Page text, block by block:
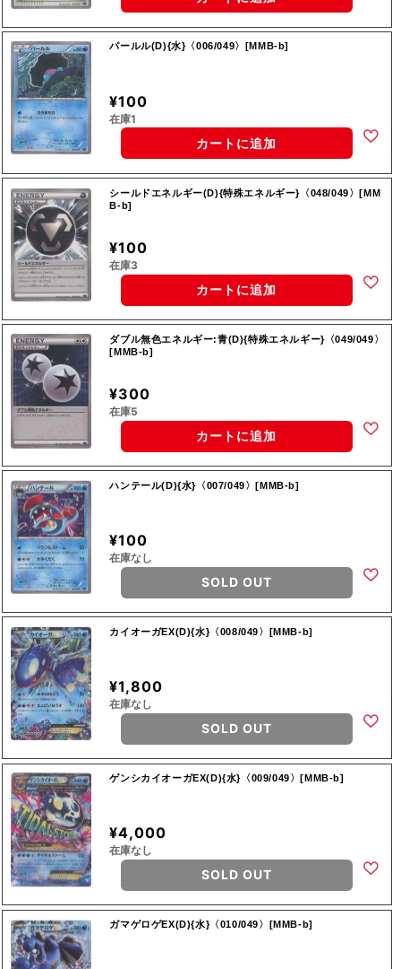
パールル(D){水}〈006/049〉[MMB-b]
¥100
在庫1
カートに追加
シールドエネルギー(D){特殊エネルギー}〈048/049〉[MM
B-b]
¥100
在庫3
カートに追加
ダブル無色エネルギー:青(D){特殊エネルギー}〈049/049〉
[MMB-b]
¥300
在庫5
カートに追加
ハンテール(D){水}〈007/049〉[MMB-b]
¥100
在庫なし
SOLD OUT
カイオーガEX(D){水}〈008/049〉[MMB-b]
¥1,800
在庫なし
SOLD OUT
ゲンシカイオーガEX(D){水}〈009/049〉[MMB-b]
¥4,000
在庫なし
SOLD OUT
ガマゲロゲEX(D){水}〈010/049〉[MMB-b]